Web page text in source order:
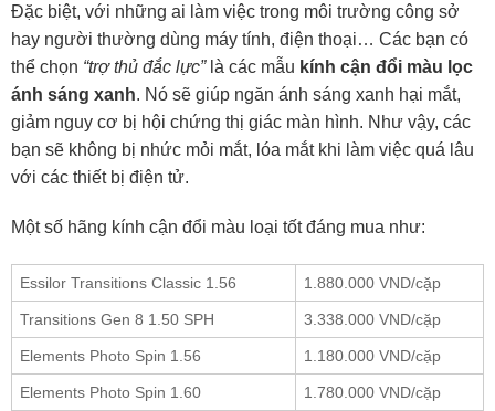
Đặc biệt, với những ai làm việc trong môi trường công sở
hay người thường dùng máy tính, điện thoại… Các bạn có
thể chọn “trợ thủ đắc lực”là các mẫu kính cận đổi màu lọc
ánh sáng xanh. Nó sẽ giúp ngăn ánh sáng xanh hại mắt,
giảm nguy cơ bị hội chứng thị giác màn hình. Như vậy, các
bạn sẽ không bị nhức mỏi mắt, lóa mắt khi làm việc quá lâu
với các thiết bị điện tử.
Một số hãng kính cận đổi màu loại tốt đáng mua như:
Essilor Transitions Classic 1.56 1.880.000 VND/cặp
Transitions Gen 8 1.50 SPH 3.338.000 VND/cặp
Elements Photo Spin 1.56 1.180.000 VND/cặp
Elements Photo Spin 1.60 1.780.000 VND/cặp